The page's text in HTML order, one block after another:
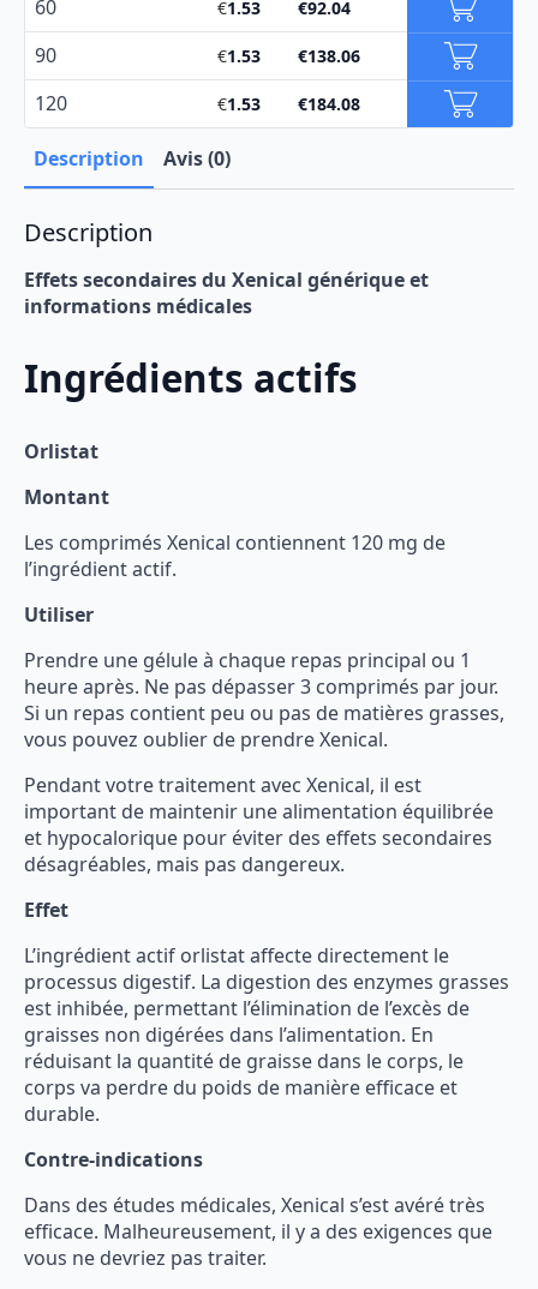
60 €1.53 €92.04
90 €1.53 €138.06
120 €1.53 €184.08
Description Avis (0)
Description
Effets secondaires du Xenical générique et
informations médicales
Ingrédients actifs
Orlistat
Montant
Les comprimés Xenical contiennent 120 mg de
l’ingrédient actif.
Utiliser
Prendre une gélule à chaque repas principal ou 1
heure après. Ne pas dépasser 3 comprimés par jour.
Si un repas contient peu ou pas de matières grasses,
vous pouvez oublier de prendre Xenical.
Pendant votre traitement avec Xenical, il est
important de maintenir une alimentation équilibrée
et hypocalorique pour éviter des effets secondaires
désagréables, mais pas dangereux.
Effet
L’ingrédient actif orlistat affecte directement le
processus digestif. La digestion des enzymes grasses
est inhibée, permettant l’élimination de l’excès de
graisses non digérées dans l’alimentation. En
réduisant la quantité de graisse dans le corps, le
corps va perdre du poids de manière efficace et
durable.
Contre-indications
Dans des études médicales, Xenical s’est avéré très
efficace. Malheureusement, il y a des exigences que
vous ne devriez pas traiter.